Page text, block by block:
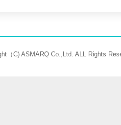
（C) ASMARQ Co.,Ltd. ALL Rights